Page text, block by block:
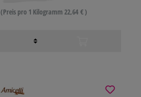
(Preis pro 1 Kilogramm 22,64 € )